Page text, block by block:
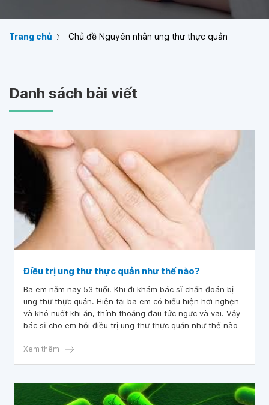
Trang chủ Chủ đề Nguyên nhân ung thư thực quản
Danh sách bài viết
Điều trị ung thư thực quản như thế nào?
Ba em năm nay 53 tuổi. Khi đi khám bác sĩ chẩn đoán bị
ung thư thực quản. Hiện tại ba em có biểu hiện hơi nghẹn
và khó nuốt khi ăn, thỉnh thoảng đau tức ngực và vai. Vậy
bác sĩ cho em hỏi điều trị ung thư thực quản như thế nào
Xem thêm